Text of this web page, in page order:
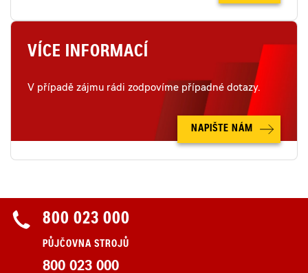
VÍCE INFORMACÍ
V případě zájmu rádi zodpovíme případné dotazy.
NAPIŠTE NÁM
800 023 000
PŮJČOVNA STROJŮ
800 023 000